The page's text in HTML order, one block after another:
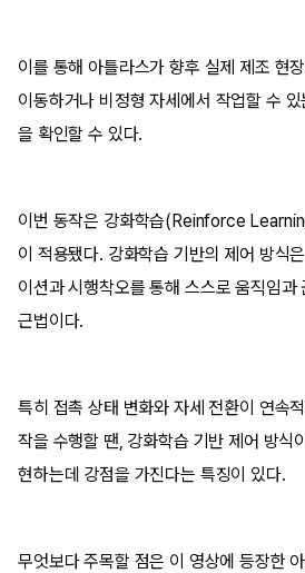
이를 통해 아틀라스가 향후 실제 제조 현
이동하거나 비정형 자세에서 작업할 수
을 확인할 수 있다.
이번 동작은 강화학습(Reinforce
이 적용됐다. 강화학습 기반의 제어 방식
이션과 시행착오를 통해 스스로 움직임과
근법이다.
특히 접촉 상태 변화와 자세 전환이 연속
작을 수행할 땐, 강화학습 기반 제어 방식
현하는데 강점을 가진다는 특징이 있다.
무엇보다 주목할 점은 이 영상에 등장한